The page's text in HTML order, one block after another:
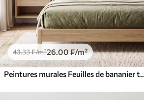
43.33₣/m²26.00₣/m²
Peintures murales Feuilles de bananier tropicales